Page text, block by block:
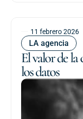
El valor de
los datos
11 febrero 2026
LA agencia